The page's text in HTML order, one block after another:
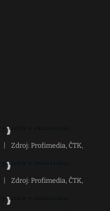
Zdroj: Profimedia, ČTK,
Zdroj: Profimedia, ČTK,